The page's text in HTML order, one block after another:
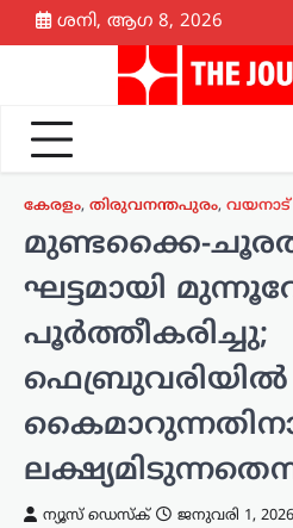
Skip
to
ശനി, ആഗ 8, 2026
കേരളം, തിരുവനന്തപുരം, വയനാട്
മുണ്ടക്കൈ-
ഘട്ടമായി
പൂർത്തീകരിച്ചു;
ഫെബ്രുവരിയിൽ
ന്യൂസ് ഡെസ്ക് ജനുവരി 1, 2026